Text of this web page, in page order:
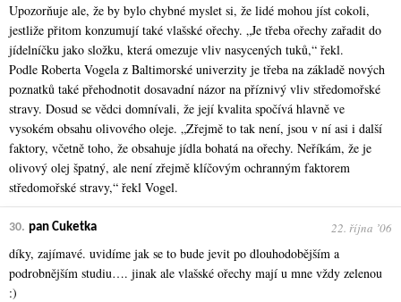
Upozorňuje ale, že by bylo chybné myslet si, že lidé mohou jíst cokoli,
jestliže přitom konzumují také vlašské ořechy. „Je třeba ořechy zařadit do
jídelníčku jako složku, která omezuje vliv nasycených tuků,“ řekl.
Podle Roberta Vogela z Baltimorské univerzity je třeba na základě nových
poznatků také přehodnotit dosavadní názor na příznivý vliv středomořské
stravy. Dosud se vědci domnívali, že její kvalita spočívá hlavně ve
vysokém obsahu olivového oleje. „Zřejmě to tak není, jsou v ní asi i další
faktory, včetně toho, že obsahuje jídla bohatá na ořechy. Neříkám, že je
olivový olej špatný, ale není zřejmě klíčovým ochranným faktorem
středomořské stravy,“ řekl Vogel.
30. pan Cuketka 22. října ʼ06
díky, zajímavé. uvidíme jak se to bude jevit po dlouhodobějším a
podrobnějším studiu…. jinak ale vlašské ořechy mají u mne vždy zelenou
:)